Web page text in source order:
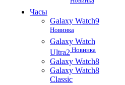
Часы
Galaxy Watch9
Новинка
Galaxy Watch
Ultra2 Новинка
Galaxy Watch8
Galaxy Watch8
Classic